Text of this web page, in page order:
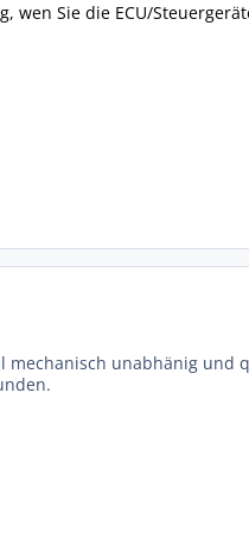
wen Sie die ECU/
mechanisch unabhänig und